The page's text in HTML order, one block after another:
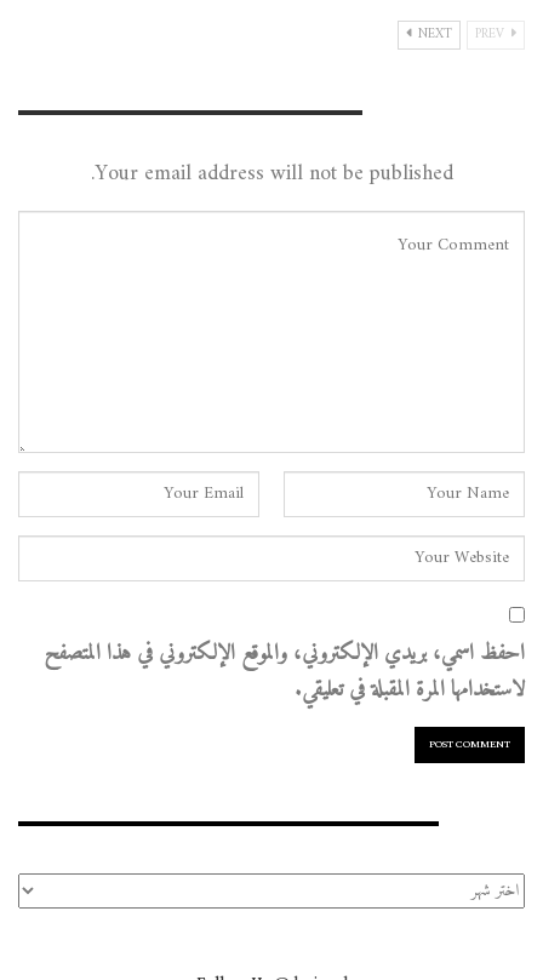
NEXT
Your email address will not be published.
احفظ اسمي، بريدي الإلكتروني، والموقع الإلكتروني في هذا المتصفح
لاستخدامها المرة المقبلة في تعليقي.
الأرشيف